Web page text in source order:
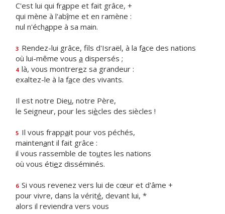
C'est lui qui frappe et fait grâce, +
qui mène à l'abîme et en ramène :
nul n'échappe à sa main.
3 Rendez-lui grâce, fils d'Israël, à la face des nations
où lui-même vous a dispersés ;
4 là, vous montrerez sa grandeur :
exaltez-le à la face des vivants.
Il est notre Dieu, notre Père,
le Seigneur, pour les siècles des siècles !
5 Il vous frappait pour vos péchés,
maintenant il fait grâce :
il vous rassemble de toutes les nations
où vous étiez disséminés.
6 Si vous revenez vers lui de cœur et d'âme +
pour vivre, dans la vérité, devant lui, *
alors il reviendra vers vous